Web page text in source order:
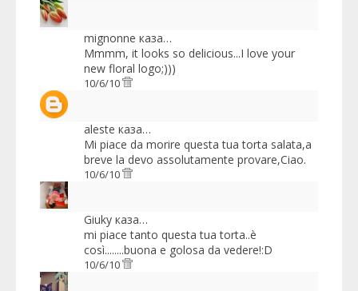
mignonne каза…
Mmmm, it looks so delicious...I love your
new floral logo;)))
10/6/10
aleste каза…
Mi piace da morire questa tua torta salata,a
breve la devo assolutamente provare,Ciao.
10/6/10
Giuky каза…
mi piace tanto questa tua torta..è
così........buona e golosa da vedere!:D
10/6/10